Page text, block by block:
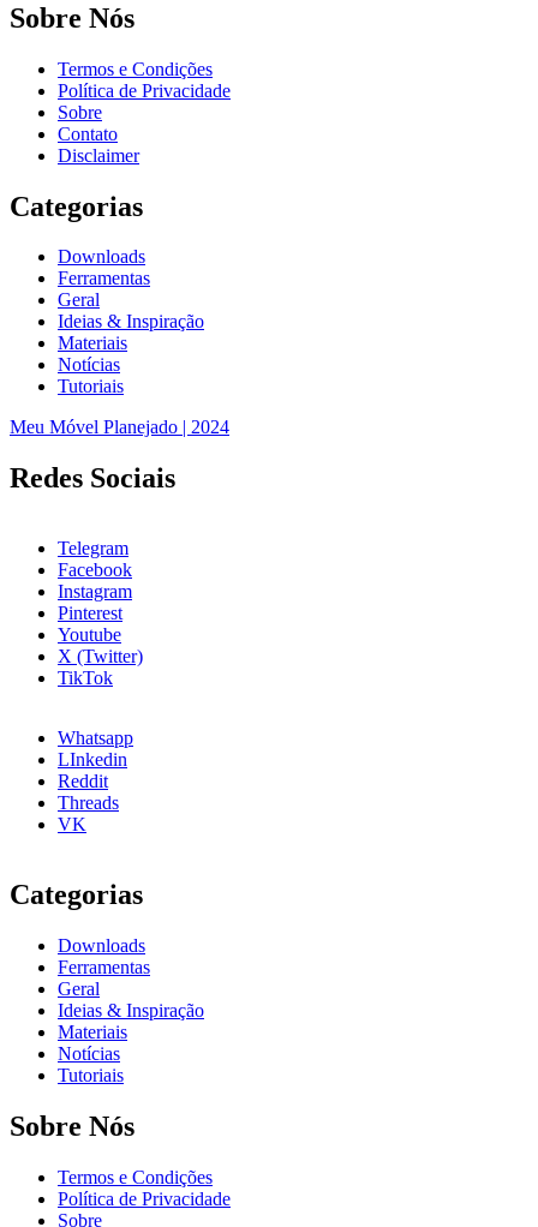
Sobre Nós
Termos e Condições
Política de Privacidade
Sobre
Contato
Disclaimer
Categorias
Downloads
Ferramentas
Geral
Ideias & Inspiração
Materiais
Notícias
Tutoriais
Meu Móvel Planejado | 2024
Redes Sociais
Telegram
Facebook
Instagram
Pinterest
Youtube
X (Twitter)
TikTok
Whatsapp
LInkedin
Reddit
Threads
VK
Categorias
Downloads
Ferramentas
Geral
Ideias & Inspiração
Materiais
Notícias
Tutoriais
Sobre Nós
Termos e Condições
Política de Privacidade
Sobre